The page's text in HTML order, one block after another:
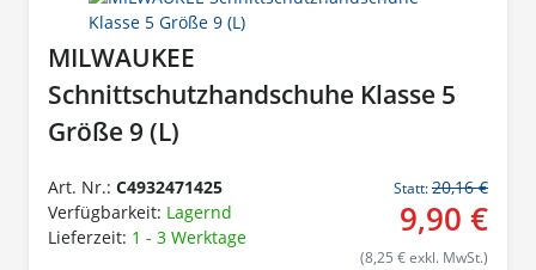
MILWAUKEE
Schnittschutzhandschuhe Klasse 5
Größe 9 (L)
Art. Nr.: C4932471425
Verfügbarkeit: Lagernd
Lieferzeit: 1 - 3 Werktage
Statt:20,16 €
9,90 €
(8,25 € exkl. MwSt.)